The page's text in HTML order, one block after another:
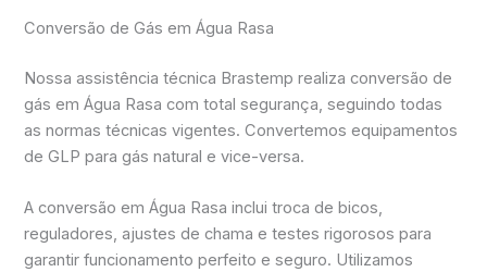
Conversão de Gás em Água Rasa
Nossa assistência técnica Brastemp realiza conversão de
gás em Água Rasa com total segurança, seguindo todas
as normas técnicas vigentes. Convertemos equipamentos
de GLP para gás natural e vice-versa.
A conversão em Água Rasa inclui troca de bicos,
reguladores, ajustes de chama e testes rigorosos para
garantir funcionamento perfeito e seguro. Utilizamos